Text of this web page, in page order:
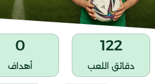
122
دقائق اللعب
0
أهداف